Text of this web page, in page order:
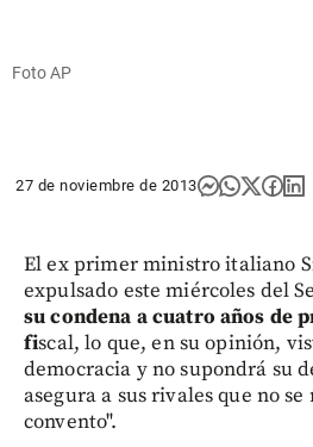
Foto AP
27 de noviembre de 2013
El ex primer ministro italiano
expulsado este miércoles del
su condena a cuatro años de
fiscal, lo que, en su opinión,
democracia y no supondrá su
asegura a sus rivales que no
convento".